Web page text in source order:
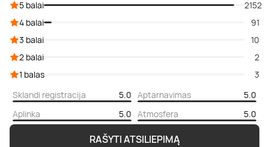
RAŠYTI ATSILIEPIMĄ
5 balai
2152
4 balai
91
3 balai
10
2 balai
2
1 balas
3
Sklandi registracija
5.0 Aptarnavimas
5.0
Aplinka
5.0 Atmosfera 5.0